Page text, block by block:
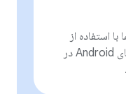
استفاده از
دستگاه شما در کنار سایر دستگاه‌های Android در